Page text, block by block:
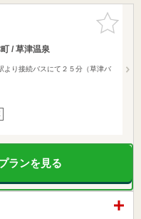
お気に入
りに追加
/ 草津温泉
り接続バスにて２５分（草津バ
ランを見る